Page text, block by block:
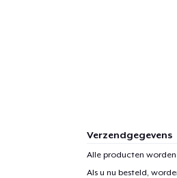
Verzendgegevens
Alle producten
Als u nu besteld,